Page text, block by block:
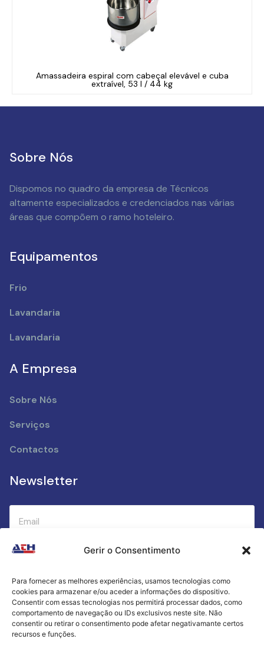
Gerir o Consentimento
Para fornecer as melhores experiências, usamos tecnologias como
cookies para armazenar e/ou aceder a informações do dispositivo.
Consentir com essas tecnologias nos permitirá processar dados, como
comportamento de navegação ou IDs exclusivos neste site. Não
consentir ou retirar o consentimento pode afetar negativamante certos
recursos e funções.
Amassadeira espiral com cabeçal elevável e cuba
extraível, 53 l / 44 kg
Sobre Nós
Dispomos no quadro da empresa de Técnicos
altamente especializados e credenciados nas várias
áreas que compõem o ramo hoteleiro.
Equipamentos
Frio
Lavandaria
Lavandaria
A Empresa
Sobre Nós
Serviços
Contactos
Newsletter
Submeter
Criamos a cozinha perfeita para o seu sucesso
gastronómico!